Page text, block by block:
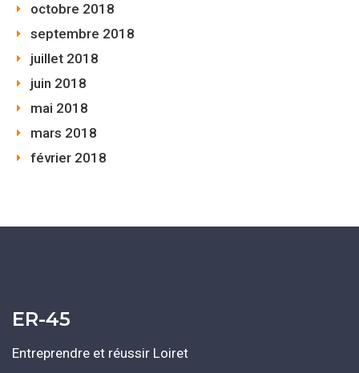
octobre 2018
septembre 2018
juillet 2018
juin 2018
mai 2018
mars 2018
février 2018
ER-45
Entreprendre et réussir Loiret